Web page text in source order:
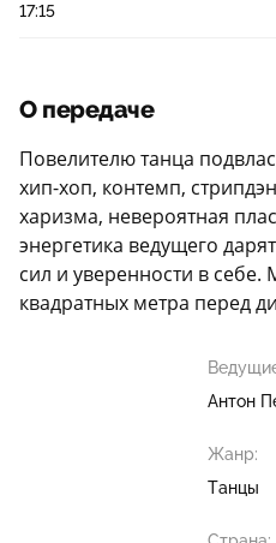
17:15
О передаче
Повелителю танца
хип-хоп, контемп,
харизма, невероятная
энергетика ведущего
сил и уверенности в себе.
квадратных метра перед
Антон
Жанр:
Танцы